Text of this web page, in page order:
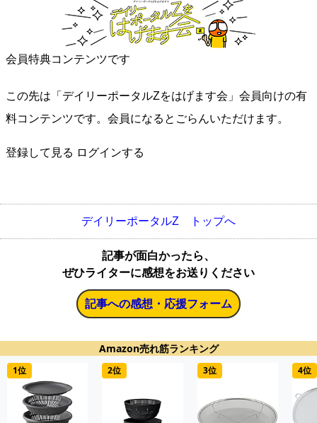
会員特典コンテンツです
この先は「デイリーポータルZをはげます会」会員向けの有
料コンテンツです。会員になるとごらんいただけます。
登録して見る ログインする
デイリーポータルZ トップへ
記事が面白かったら、
ぜひライターに感想をお送りください
記事への感想・応援フォーム
Amazon売れ筋ランキング
1位 2位 3位 4位